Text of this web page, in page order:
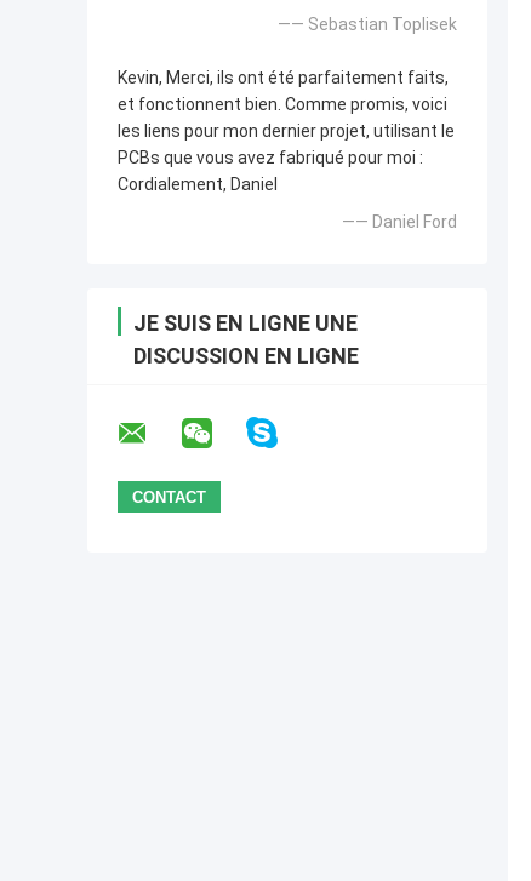
—— Sebastian Toplisek
Kevin, Merci, ils ont été parfaitement faits,
et fonctionnent bien. Comme promis, voici
les liens pour mon dernier projet, utilisant le
PCBs que vous avez fabriqué pour moi :
Cordialement, Daniel
—— Daniel Ford
JE SUIS EN LIGNE UNE
DISCUSSION EN LIGNE